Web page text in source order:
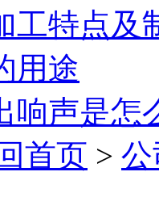
工特点及
用途
响声是怎
首页 >